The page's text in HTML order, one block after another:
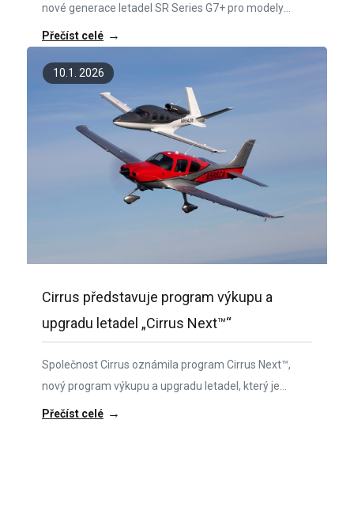
nové generace letadel SR Series G7+ pro modely
SR20, SR22 a SR22T pro modelový rok 2026. Nová
řada přináší vylepšení zaměřená na bezpečnost,
komfort a jednodušší ovládání.
Přečíst celé →
10.1. 2026
Cirrus představuje program výkupu a
upgradu letadel „Cirrus Next™“
Společnost Cirrus oznámila program Cirrus Next™,
nový program výkupu a upgradu letadel, který je
navržen tak, aby zjednodušil nákup nového letounu
Přečíst celé →